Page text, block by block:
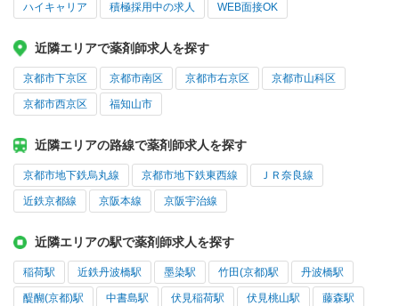
ハイキャリア 積極採用中の求人 WEB面接OK
近隣エリアで薬剤師求人を探す
京都市下京区 京都市南区 京都市右京区 京都市山科区
京都市西京区 福知山市
近隣エリアの路線で薬剤師求人を探す
京都市地下鉄烏丸線 京都市地下鉄東西線 ＪＲ奈良線
近鉄京都線 京阪本線 京阪宇治線
近隣エリアの駅で薬剤師求人を探す
稲荷駅 近鉄丹波橋駅 墨染駅 竹田(京都)駅 丹波橋駅
醍醐(京都)駅 中書島駅 伏見稲荷駅 伏見桃山駅 藤森駅